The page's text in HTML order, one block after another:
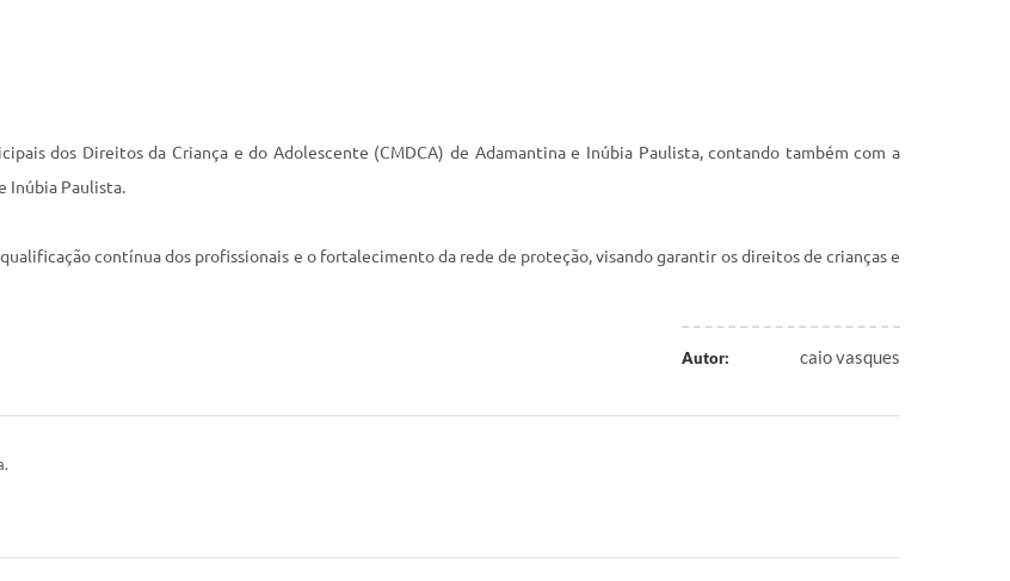
dos Direitos da Criança e do Adolescente (CMDCA) de Adamantina e Inúbia Paulista, contando também com a
Inúbia Paulista.
contínua dos profissionais e o fortalecimento da rede de proteção, visando garantir os direitos de crianças e
Autor: caio vasques